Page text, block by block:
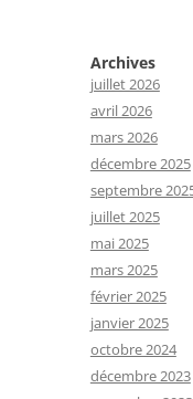
Archives
juillet 2026
avril 2026
mars 2026
décembre 2025
septembre
juillet 2025
mai 2025
mars 2025
février 2025
janvier 2025
octobre 2024
décembre 2023